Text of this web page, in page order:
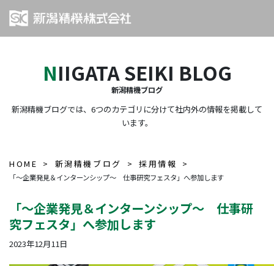
NIIGATA SEIKI BLOG
新潟精機ブログ
新潟精機ブログでは、6つのカテゴリに分けて社内外の情報を掲載して
います。
HOME 新潟精機ブログ 採用情報
「～企業発見＆インターンシップ～ 仕事研究フェスタ」へ参加します
「～企業発見＆インターンシップ～ 仕事研
究フェスタ」へ参加します
2023年12月11日